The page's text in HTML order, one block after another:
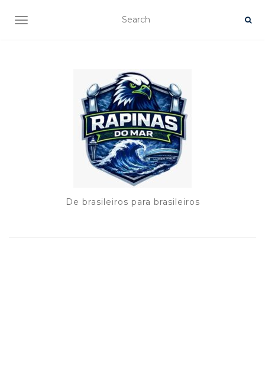
TOGGLE NAVIGATION
De brasileiros para brasileiros